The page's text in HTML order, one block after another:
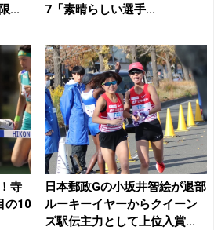
...
7「素晴らしい選手...
寺
の10
日本郵政Gの小坂井智絵が退部
ルーキーイヤーからクイーン
ズ駅伝主力として上位入賞...